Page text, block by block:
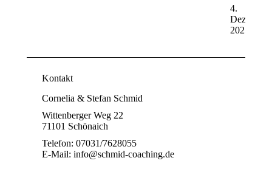
4.
Dezember
2025
Kontakt
Cornelia & Stefan Schmid
Wittenberger Weg 22
71101 Schönaich
Telefon: 07031/7628055
E-Mail: info@schmid-coaching.de